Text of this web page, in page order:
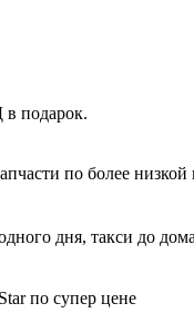
подарок.
по более низкой
дня, такси до
по супер цене